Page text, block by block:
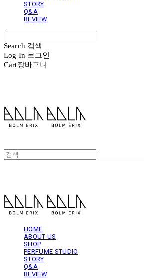
STORY
Q&A
REVIEW
Search 검색
Log In 로그인
Cart장바구니
HOME
ABOUT US
SHOP
PERFUME STUDIO
STORY
Q&A
REVIEW